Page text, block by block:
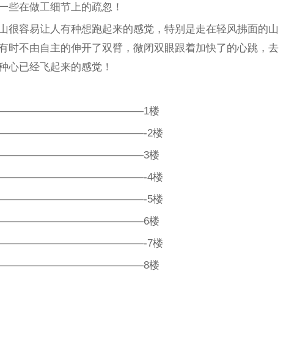
些在做工细节上的疏忽！
很容易让人有种想跑起来的感觉，特别是走在轻风拂面的山
时不由自主的伸开了双臂，微闭双眼跟着加快了的心跳，去
心已经飞起来的感觉！
楼
2楼
楼
4楼
5楼
楼
7楼
楼